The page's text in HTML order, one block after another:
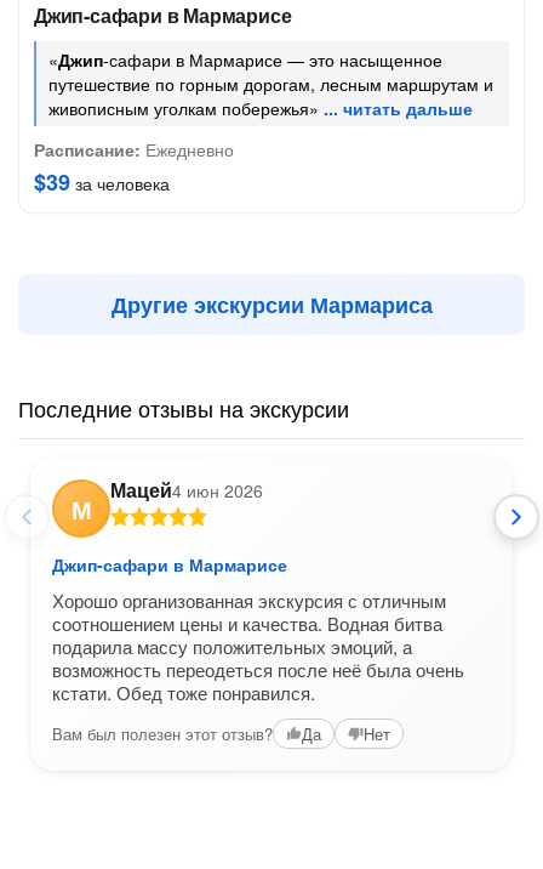
Джип-сафари в Мармарисе
«Джип-сафари в Мармарисе — это насыщенное
путешествие по горным дорогам, лесным маршрутам и
живописным уголкам побережья»
Расписание: Ежедневно
$39 за человека
Другие экскурсии Мармариса
Последние отзывы на экскурсии
М
Мацей4 июн 2026
Джип-сафари в Мармарисе
Хорошо организованная экскурсия с отличным
соотношением цены и качества. Водная битва
подарила массу положительных эмоций, а
возможность переодеться после неё была очень
кстати. Обед тоже понравился.
Вам был полезен этот отзыв? Да Нет